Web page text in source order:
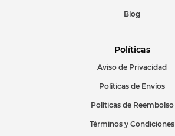
Blog
Políticas
Aviso de Privacidad
Políticas de Envíos
Políticas de Reembolso
Términos y Condiciones